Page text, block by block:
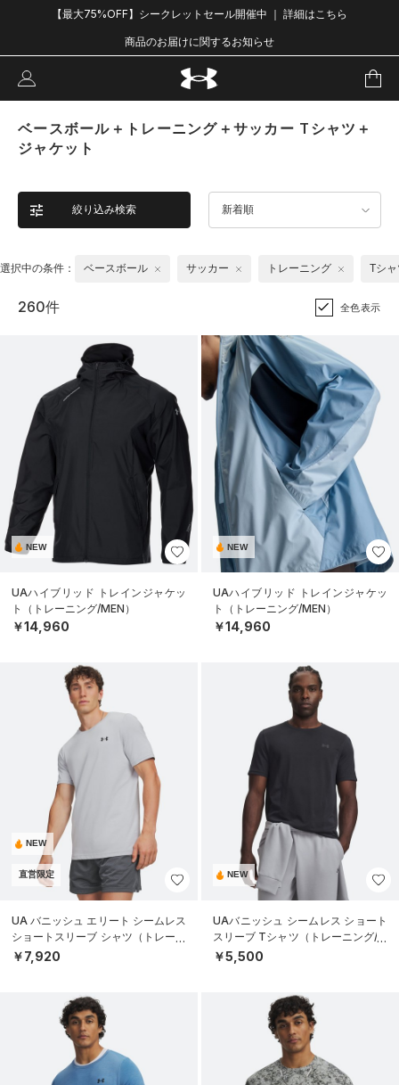
【最大75%OFF】シークレットセール開催中 ｜ 詳細はこちら
商品のお届けに関するお知らせ
ベースボール＋トレーニング＋サッカー Tシャツ＋
ジャケット
絞り込み検索 新着順
選択中の条件： ベースボール サッカー トレーニング Tシ
260件 全色表示
NEW
UAハイブリッド トレインジャケッ
ト（トレーニング/MEN）
￥14,960
NEW
UAハイブリッド トレインジャケッ
ト（トレーニング/MEN）
￥14,960
NEW
直営限定
UA バニッシュ エリート シームレス
ショートスリーブ シャツ（トレーニ
ング/MEN）
￥7,920
NEW
UAバニッシュ シームレス ショート
スリーブ Tシャツ（トレーニング/M
EN）
￥5,500